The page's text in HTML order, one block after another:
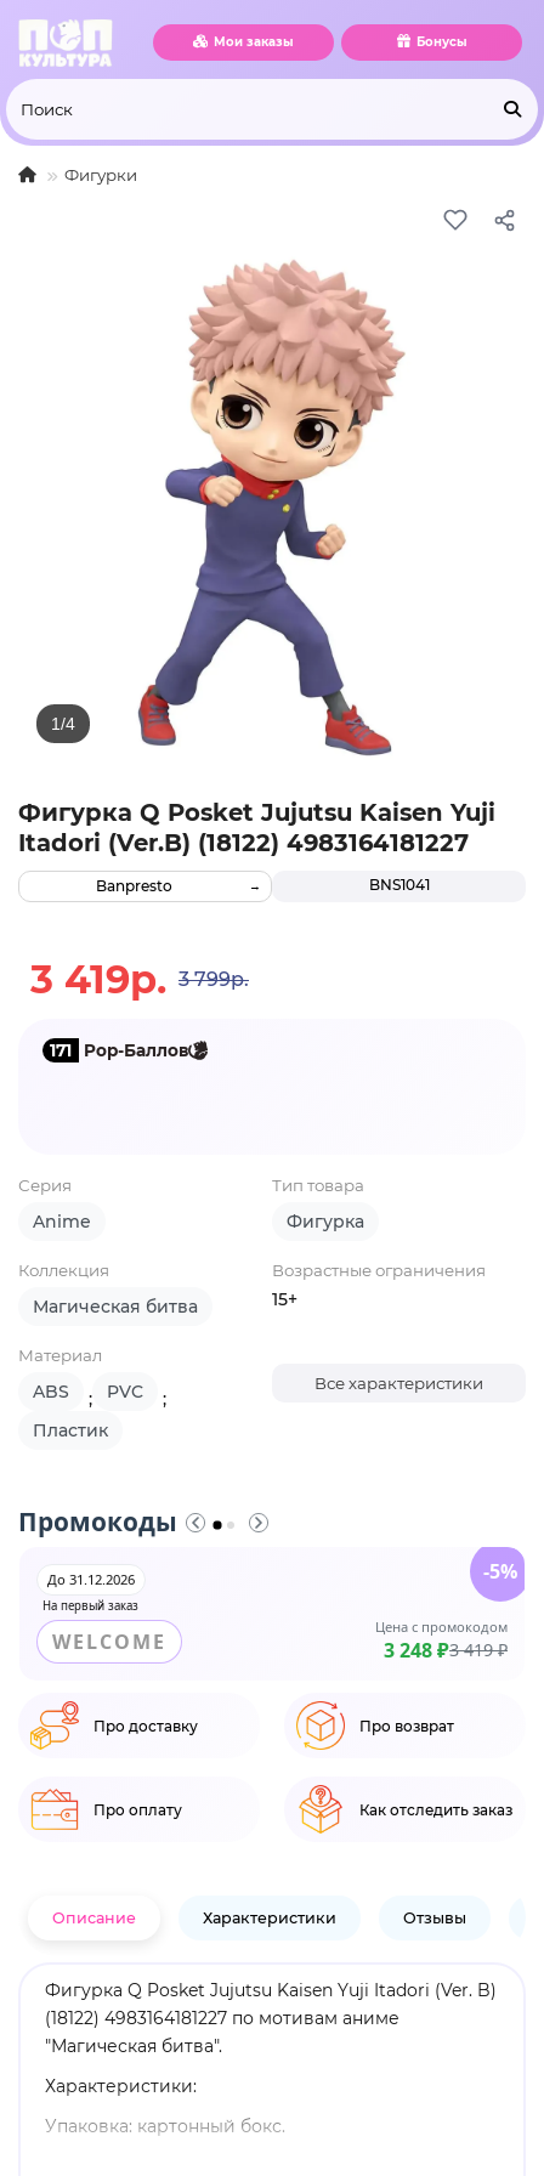
Мои заказы Бонусы
Фигурки
Фигурка Q Posket Jujutsu Kaisen Yuji
Itadori (Ver.B) (18122) 4983164181227
BNS1041
Banpresto
3 419р. 3 799р.
171 Pop-Баллов
Серия
Anime
Тип товара
Фигурка
Коллекция
Магическая битва
Возрастные ограничения
15+
Материал
ABS ; PVC
;
Пластик
Все характеристики
Промокоды
На первый заказ
До 31.12.2026
WELCOME
Цена с промокодом
3 248 ₽3 419 ₽
-5%
Про доставку Про возврат
Про оплату Как отследить заказ
Описание Характеристики Отзывы
Фигурка Q Posket Jujutsu Kaisen Yuji Itadori (Ver. B)
(18122) 4983164181227 по мотивам аниме
"Магическая битва".
Характеристики:
Упаковка: картонный бокс.